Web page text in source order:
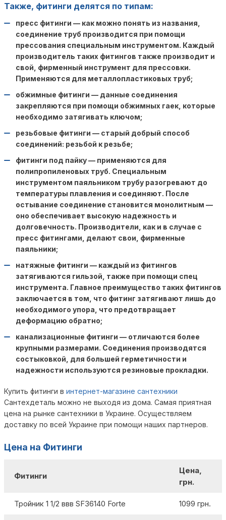
Также, фитинги делятся по типам:
пресс фитинги — как можно понять из названия,
соединение труб производится при помощи
прессования специальным инструментом. Каждый
производитель таких фитингов также производит и
свой, фирменный инструмент для прессовки.
Применяются для металлопластиковых труб;
обжимные фитинги — данные соединения
закрепляются при помощи обжимных гаек, которые
необходимо затягивать ключом;
резьбовые фитинги — старый добрый способ
соединений: резьбой к резьбе;
фитинги под пайку — применяются для
полипропиленовых труб. Специальным
инструментом паяльником трубу разогревают до
температуры плавления и соединяют. После
остывание соединение становится монолитным —
оно обеспечивает высокую надежность и
долговечность. Производители, как и в случае с
пресс фитингами, делают свои, фирменные
паяльники;
натяжные фитинги — каждый из фитингов
затягиваются гильзой, также при помощи спец
инструмента. Главное преимущество таких фитингов
заключается в том, что фитинг затягивают лишь до
необходимого упора, что предотвращает
деформацию обратно;
канализационные фитинги — отличаются более
крупными размерами. Соединения производятся
состыковкой, для большей герметичности и
надежности используются резиновые прокладки.
Купить фитинги в интернет-магазине сантехники
Сантехдеталь можно не выходя из дома. Самая приятная
цена на рынке сантехники в Украине. Осуществляем
доставку по всей Украине при помощи наших партнеров.
Цена на Фитинги
Фитинги
Цена,
грн.
Тройник 1 1/2 ввв SF36140 Forte 1099 грн.